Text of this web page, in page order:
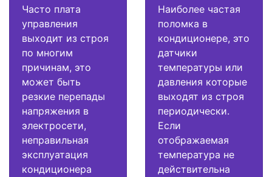
Часто плата
управления
выходит из строя
по многим
причинам, это
может быть
резкие перепады
напряжения в
электросети,
неправильная
эксплуатация
кондиционера
Наиболее частая
поломка в
кондиционере, это
датчики
температуры или
давления которые
выходят из строя
периодически.
Если
отображаемая
температура не
действительна